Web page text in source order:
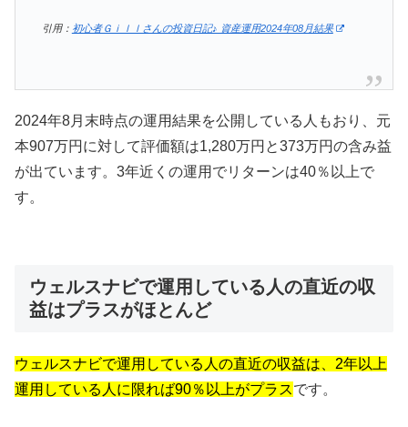
引用： 初心者Ｇｉｌｌさんの投資日記♪ 資産運用2024年08月結果
2024年8月末時点の運用結果を公開している人もおり、元
本907万円に対して評価額は1,280万円と373万円の含み益
が出ています。3年近くの運用でリターンは40％以上で
す。
ウェルスナビで運用している人の直近の収
益はプラスがほとんど
ウェルスナビで運用している人の直近の収益は、2年以上
運用している人に限れば90％以上がプラスです。